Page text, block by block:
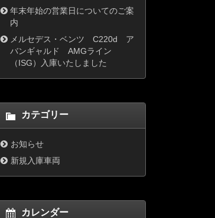
年末年始の営業日についてのご案
内
メルセデス・ベンツ C220d ア
バンギャルド AMGライン
（ISG）入庫いたしました
カテゴリー
お知らせ
新規入庫車両
カレンダー